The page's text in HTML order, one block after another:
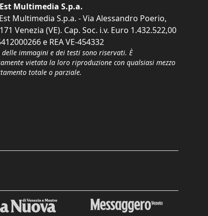
Multimedia S.p.a.
Multimedia S.p.a. - Via Alessandro Poerio,
Venezia (VE). Cap. Soc. i.v. Euro 1.432.522,00
e REA VE-454332
immagini e dei testi sono riservati. È
vietata la loro riproduzione con qualsiasi mezzo
totale o parziale.